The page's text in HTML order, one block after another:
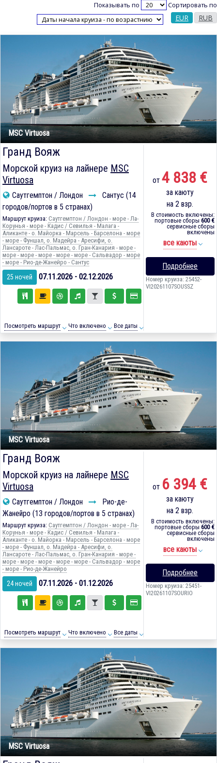
Показывать по Сортировать по
EUR RUB
MSC Virtuosa
Гранд Вояж
Морской круиз на лайнере MSC
Virtuosa
Саутгемптон / Лондон
Сантус (14
городов/портов в 5 странах)
Маршрут круиза: Саутгемптон / Лондон - море - Ла-
Корунья - море - Кадиc / Севилья - Малага -
Аликанте - о. Майорка - Марсель - Барселона - море
- море - Фуншал, о. Мадейра - Аресифи, о.
Лансароте - Лас-Пальмас, о. Гран-Канария - море -
море - море - море - море - море - Сальвадор - море
- море - Рио-де-Жанейро - Сантус
25 ночей 07.11.2026 - 02.12.2026
Посмотреть маршрут Что включено Все даты
от4 838 €
за каюту
на 2 взр.
В стоимость включены:
портовые сборы 600 €
сервисные сборы
включены
все каюты
Подробнее
Номер круиза: 25452-
VI20261107SOUSSZ
MSC Virtuosa
Гранд Вояж
Морской круиз на лайнере MSC
Virtuosa
Саутгемптон / Лондон
Рио-де-
Жанейро (13 городов/портов в 5 странах)
Маршрут круиза: Саутгемптон / Лондон - море - Ла-
Корунья - море - Кадиc / Севилья - Малага -
Аликанте - о. Майорка - Марсель - Барселона - море
- море - Фуншал, о. Мадейра - Аресифи, о.
Лансароте - Лас-Пальмас, о. Гран-Канария - море -
море - море - море - море - море - Сальвадор - море
- море - Рио-де-Жанейро
24 ночей 07.11.2026 - 01.12.2026
Посмотреть маршрут Что включено Все даты
от 6 394 €
за каюту
на 2 взр.
В стоимость включены:
портовые сборы 600 €
сервисные сборы
включены
все каюты
Подробнее
Номер круиза: 25451-
VI20261107SOURIO
MSC Virtuosa